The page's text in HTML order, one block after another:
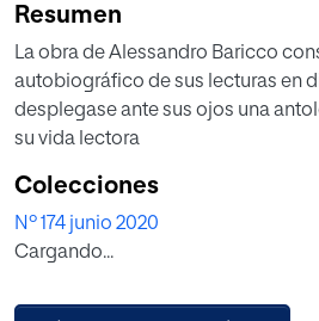
Resumen
La obra de Alessandro Baricco
autobiográfico de sus lecturas en
desplegase ante sus ojos una
su vida lectora
Colecciones
Nº 174 junio 2020
Cargando...